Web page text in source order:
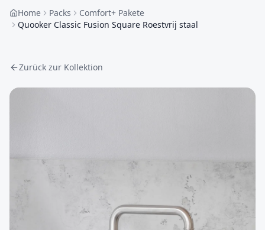
Home Packs
Comfort+ Pakete
Quooker Classic Fusion Square Roestvrij staal
Zurück zur Kollektion